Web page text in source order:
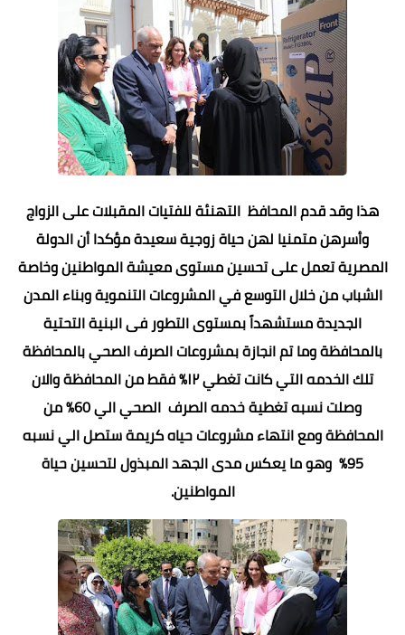
هذا وقد قدم المحافظ التهنئة للفتيات المقبلات على الزواج
وأسرهن متمنيا لهن حياة زوجية سعيدة مؤكدا أن الدولة
المصرية تعمل على تحسين مستوى معيشة المواطنين وخاصة
الشباب من خلال التوسع في المشروعات التنموية وبناء المدن
الجديدة مستشهداً بمستوى التطور فى البنية التحتية
بالمحافظة وما تم انجازة بمشروعات الصرف الصحي بالمحافظة
تلك الخدمه التي كانت تغطي ١٢% فقط من المحافظة والان
وصلت نسبه تغطية خدمه الصرف الصحي الي 60% من
المحافظة ومع انتهاء مشروعات حياه كريمة ستصل الي نسبه
95% وهو ما يعكس مدى الجهد المبذول لتحسين حياة
المواطنين.